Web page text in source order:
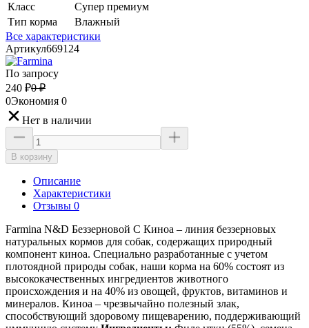
Класс
Супер премиум
Тип корма
Влажный
Все характеристики
Артикул669124
По запросу
240 ₽0 ₽
0Экономия 0
Нет в наличии
В корзину
Описание
Характеристики
Отзывы 0
Farmina N&D Беззерновой С Киноа – линия беззерновых
натуральных кормов для собак, содержащих природный
компонент киноа. Специально разработанные с учетом
плотоядной природы собак, наши корма на 60% состоят из
высококачественных ингредиентов животного
происхождения и на 40% из овощей, фруктов, витаминов и
минералов. Киноа – чрезвычайно полезный злак,
способствующий здоровому пищеварению, поддерживающий